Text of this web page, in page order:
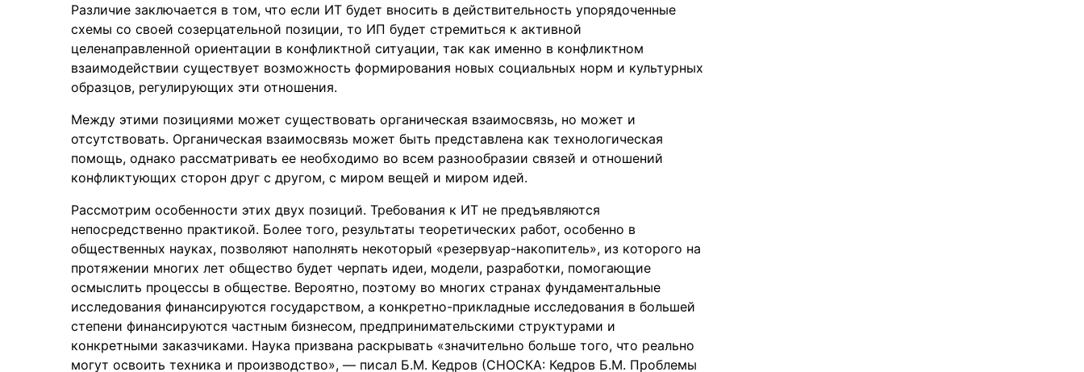
Различие заключается в том, что если ИТ будет вносить в действительность упорядоченные
схемы со своей созерцательной позиции, то ИП будет стремиться к активной
целенаправленной ориентации в конфликтной ситуации, так как именно в конфликтном
взаимодействии существует возможность формирования новых социальных норм и культурных
образцов, регулирующих эти отношения.
Между этими позициями может существовать органическая взаимосвязь, но может и
отсутствовать. Органическая взаимосвязь может быть представлена как технологическая
помощь, однако рассматривать ее необходимо во всем разнообразии связей и отношений
конфликтующих сторон друг с другом, с миром вещей и миром идей.
Рассмотрим особенности этих двух позиций. Требования к ИТ не предъявляются
непосредственно практикой. Более того, результаты теоретических работ, особенно в
общественных науках, позволяют наполнять некоторый «резервуар-накопитель», из которого на
протяжении многих лет общество будет черпать идеи, модели, разработки, помогающие
осмыслить процессы в обществе. Вероятно, поэтому во многих странах фундаментальные
исследования финансируются государством, а конкретно-прикладные исследования в большей
степени финансируются частным бизнесом, предпринимательскими структурами и
конкретными заказчиками. Наука призвана раскрывать «значительно больше того, что реально
могут освоить техника и производство», — писал Б.М. Кедров (СНОСКА: Кедров Б.М. Проблемы